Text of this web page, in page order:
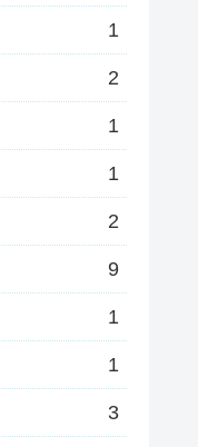
1
2
1
1
2
9
1
1
3